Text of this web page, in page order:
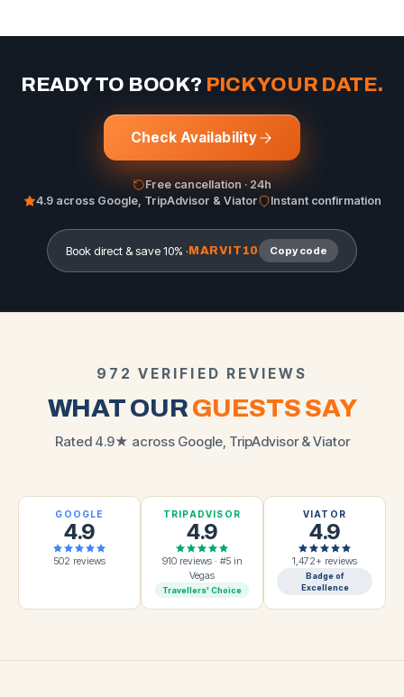
READY TO BOOK? PICK YOUR DATE.
Check Availability
Free cancellation · 24h
4.9 across Google, TripAdvisor & Viator
Instant confirmation
Book direct & save 10% ·MARVIT10 Copy code
972 VERIFIED REVIEWS
WHAT OURGUESTS SAY
Rated 4.9★ across Google, TripAdvisor & Viator
GOOGLE
4.9
502 reviews
TRIPADVISOR
4.9
910 reviews · #5 in
Vegas
Travellers' Choice
VIATOR
4.9
1,472+ reviews
Badge of
Excellence